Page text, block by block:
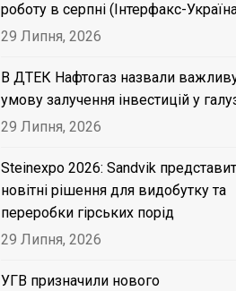
роботу в серпні (Інтерфакс-
29 Липня, 2026
В ДТЕК Нафтогаз назвали
умову залучення інвестицій у
29 Липня, 2026
Steinexpo 2026: Sandvik
новітні рішення для видобутку та
переробки гірських порід
29 Липня, 2026
УГВ призначили нового